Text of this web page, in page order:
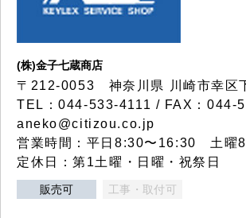
(株)金子七蔵商店
〒212-0053 神奈川県 川崎市幸区
TEL：044-533-4111 / FAX：044-
aneko@citizou.co.jp
営業時間：平日8:30〜16:30 土曜
定休日：第1土曜・日曜・祝祭日
販売可 工事・取付可